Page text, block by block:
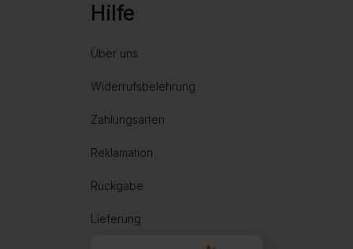
Hilfe
Über uns
Widerrufsbelehrung
Zahlungsarten
Reklamation
Rückgabe
Lieferung